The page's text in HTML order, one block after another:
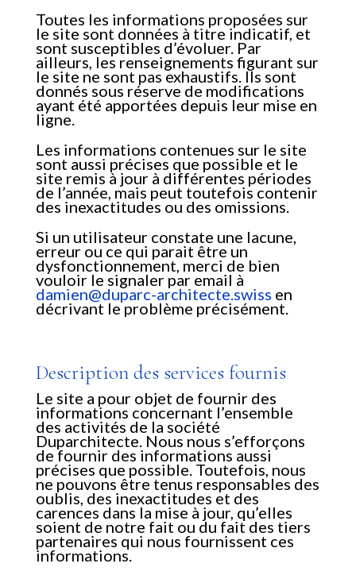
Toutes les informations proposées sur
le site sont données à titre indicatif, et
sont susceptibles d’évoluer. Par
ailleurs, les renseignements figurant sur
le site ne sont pas exhaustifs. Ils sont
donnés sous réserve de modifications
ayant été apportées depuis leur mise en
ligne.
Les informations contenues sur le site
sont aussi précises que possible et le
site remis à jour à différentes périodes
de l’année, mais peut toutefois contenir
des inexactitudes ou des omissions.
Si un utilisateur constate une lacune,
erreur ou ce qui parait être un
dysfonctionnement, merci de bien
vouloir le signaler par email à
damien@duparc-architecte.swiss en
décrivant le problème précisément.
Description des services fournis
Le site a pour objet de fournir des
informations concernant l’ensemble
des activités de la société
Duparchitecte. Nous nous s’efforçons
de fournir des informations aussi
précises que possible. Toutefois, nous
ne pouvons être tenus responsables des
oublis, des inexactitudes et des
carences dans la mise à jour, qu’elles
soient de notre fait ou du fait des tiers
partenaires qui nous fournissent ces
informations.